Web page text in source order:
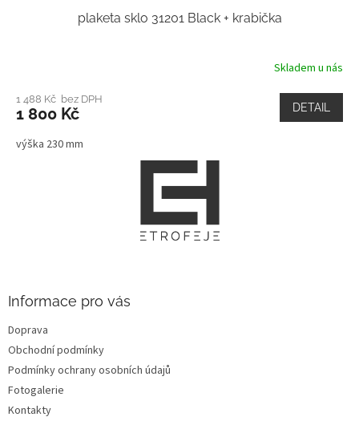
plaketa sklo 31201 Black + krabička
Skladem u nás
1 488 Kč bez DPH
1 800 Kč DETAIL
výška 230 mm
Informace pro vás
Doprava
Obchodní podmínky
Podmínky ochrany osobních údajů
Fotogalerie
Kontakty